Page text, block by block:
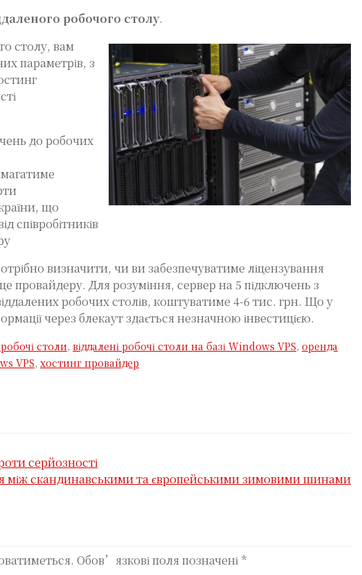
робочого столу.
столу, вам
параметрів, з
до робочих
що
співробітників
визначити, чи ви забезпечуватиме ліцензування
провайдеру. Для розуміння, сервер на 5 підключень з
робочих столів, коштуватиме 4-6 тис. грн. Що у
через блекаут здається незначною інвестицією.
робочі столи, віддалені робочі столи на базі Windows VPS, оренда
VPS, хостинг провайдер
серйозності
між скандинавськими та європейськими зимовими шинами
Обов’язкові поля позначені *